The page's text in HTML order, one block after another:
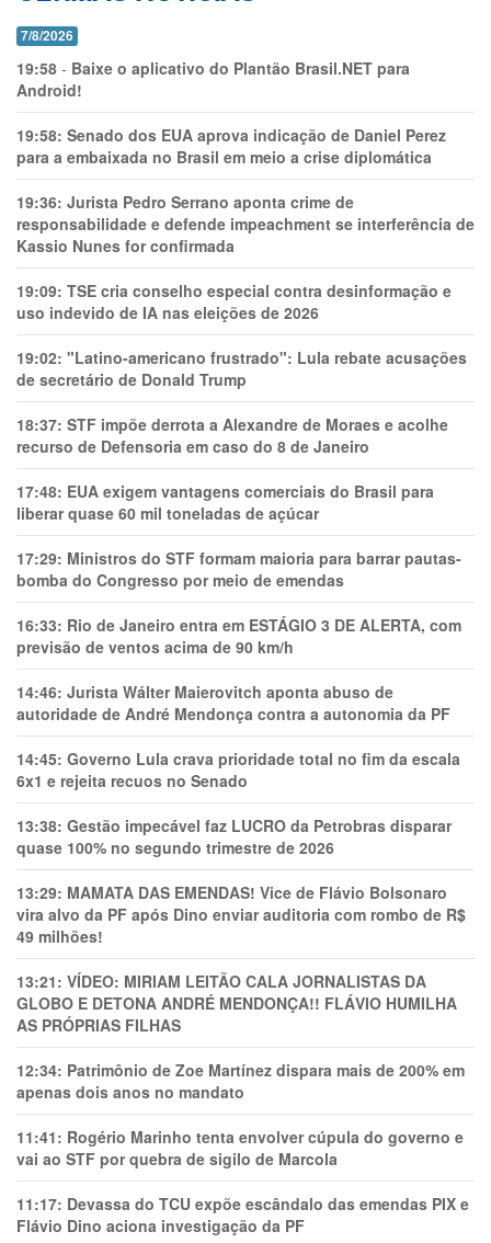
7/8/2026
19:58 - Baixe o aplicativo do Plantão Brasil.NET para
Android!
19:58: Senado dos EUA aprova indicação de Daniel Perez
para a embaixada no Brasil em meio a crise diplomática
19:36: Jurista Pedro Serrano aponta crime de
responsabilidade e defende impeachment se interferência de
Kassio Nunes for confirmada
19:09: TSE cria conselho especial contra desinformação e
uso indevido de IA nas eleições de 2026
19:02: "Latino-americano frustrado": Lula rebate acusações
de secretário de Donald Trump
18:37: STF impõe derrota a Alexandre de Moraes e acolhe
recurso de Defensoria em caso do 8 de Janeiro
17:48: EUA exigem vantagens comerciais do Brasil para
liberar quase 60 mil toneladas de açúcar
17:29: Ministros do STF formam maioria para barrar pautas-
bomba do Congresso por meio de emendas
16:33: Rio de Janeiro entra em ESTÁGIO 3 DE ALERTA, com
previsão de ventos acima de 90 km/h
14:46: Jurista Wálter Maierovitch aponta abuso de
autoridade de André Mendonça contra a autonomia da PF
14:45: Governo Lula crava prioridade total no fim da escala
6x1 e rejeita recuos no Senado
13:38: Gestão impecável faz LUCRO da Petrobras disparar
quase 100% no segundo trimestre de 2026
13:29: MAMATA DAS EMENDAS! Vice de Flávio Bolsonaro
vira alvo da PF após Dino enviar auditoria com rombo de R$
49 milhões!
13:21: VÍDEO: MIRIAM LEITÃO CALA JORNALISTAS DA
GLOBO E DETONA ANDRÉ MENDONÇA!! FLÁVIO HUMILHA
AS PRÓPRIAS FILHAS
12:34: Patrimônio de Zoe Martínez dispara mais de 200% em
apenas dois anos no mandato
11:41: Rogério Marinho tenta envolver cúpula do governo e
vai ao STF por quebra de sigilo de Marcola
11:17: Devassa do TCU expõe escândalo das emendas PIX e
Flávio Dino aciona investigação da PF